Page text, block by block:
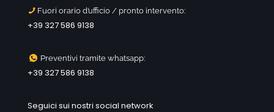
Fuori orario d’ufficio / pronto intervento:
+39 327 586 9138
Preventivi tramite whatsapp:
+39 327 586 9138
Seguici sui nostri social network